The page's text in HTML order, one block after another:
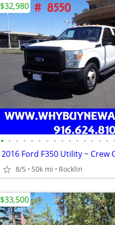
• • • • • • • • • • • • • • • •
8/5 50k mi Rocklin
$32,980
$33,500